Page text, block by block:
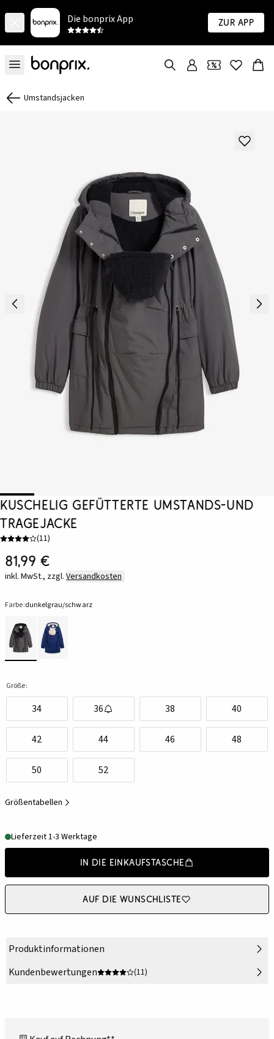
Die bonprix App Zur App
Umstandsjacken
Kuschelig gefütterte Umstands-und
Tragejacke
(11)
81,99 €
inkl. MwSt., zzgl. Versandkosten
Farbe:dunkelgrau/schwarz
Größe:
34 36 38 40
42 44 46 48
50 52
Größentabellen
Lieferzeit 1-3 Werktage
In die Einkaufstasche
Auf die Wunschliste
Produktinformationen
Kundenbewertungen
(11)